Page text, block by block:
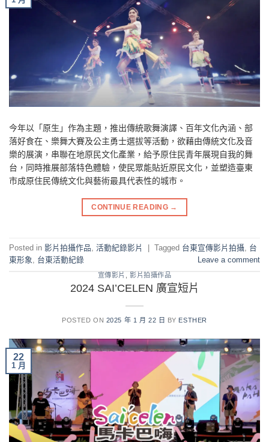
今年以「原生」作為主題，推出傳統歌舞演譯、百年文化內涵、部
落好食在、樂舞大賽及公主勇士選拔等活動，欲藉由傳統文化及音
樂的展演，串聯在地原民文化產業，給予原住民青年展現自我的舞
台，同時推展部落特色體驗，使民眾能貼近原民文化，並塑造臺東
市成原住民傳統文化與藝術最具代表性的城市。
CONTINUE READING →
Posted in 影片拍攝作品, 活動紀錄影片 Tagged 台東宣傳影片拍攝, 台
東形象, 台東活動紀錄 Leave a comment
宣傳影片 影片拍攝作品
2024 SAI’CELEN 廣宣短片
POSTED ON 2025 年 1 月 22 日 BY ESTHER
22
1 月